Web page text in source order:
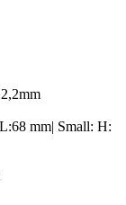
mm| Small: H: